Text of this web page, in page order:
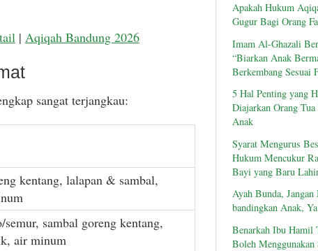
| Aqiqah Bandung 2026
sangat terjangkau:
kentang, lalapan & sambal,
sambal goreng kentang,
air minum
Apakah Hukum
Gugur Bagi Orang
Imam Al-Ghazali
“Biarkan Anak
Berkembang Sesuai
5 Hal Penting yang
Diajarkan Orang Tua
Anak
Syarat Mengurus
Hukum Mencukur
Bayi yang Baru
Ayah Bunda, Jangan
bandingkan Anak,
Benarkah Ibu Hamil
Boleh Menggunakan